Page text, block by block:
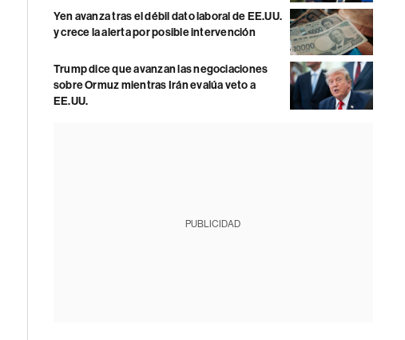
Yen avanza tras el débil dato laboral de EE.UU.
y crece la alerta por posible intervención
Trump dice que avanzan las negociaciones
sobre Ormuz mientras Irán evalúa veto a
EE.UU.
PUBLICIDAD